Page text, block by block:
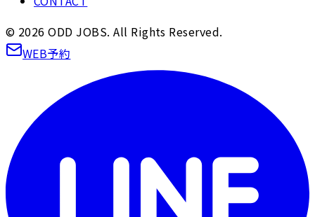
© 2026 ODD JOBS. All Rights Reserved.
WEB予約